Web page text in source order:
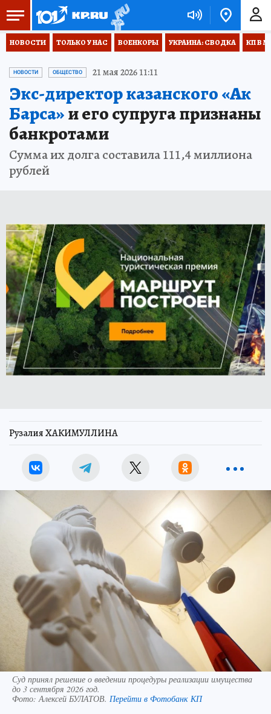
НОВОСТИ ТОЛЬКО У НАС ВОЕНКОРЫ УКРАИНА: СВОДКА КП В
НОВОСТИ ОБЩЕСТВО 21 мая 2026 11:11
Экс-директор казанского «Ак
Барса»и его супруга признаны
банкротами
Сумма их долга составила 111,4 миллиона
рублей
Рузалия ХАКИМУЛЛИНА
Суд принял решение о введении процедуры реализации имущества
до 3 сентября 2026 год.
Фото:Алексей БУЛАТОВ. Перейти в Фотобанк КП